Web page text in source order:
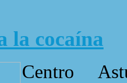
la cocaína
Centro